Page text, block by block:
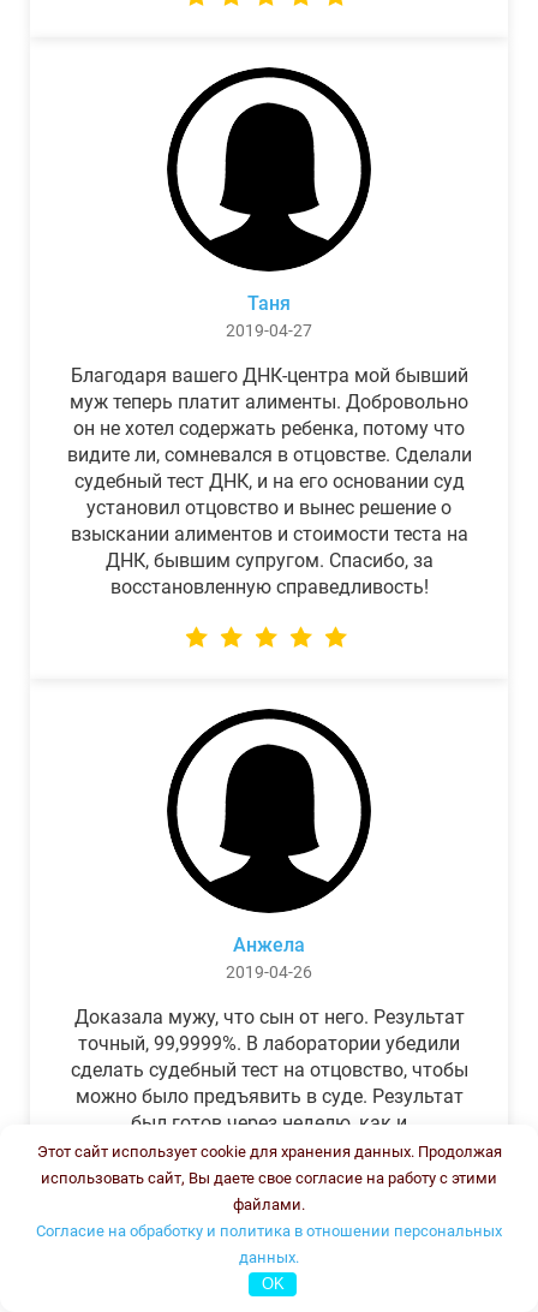
Таня
2019-04-27
Благодаря вашего ДНК-центра мой бывший
муж теперь платит алименты. Добровольно
он не хотел содержать ребенка, потому что
видите ли, сомневался в отцовстве. Сделали
судебный тест ДНК, и на его основании суд
установил отцовство и вынес решение о
взыскании алиментов и стоимости теста на
ДНК, бывшим супругом. Спасибо, за
восстановленную справедливость!
Анжела
2019-04-26
Доказала мужу, что сын от него. Результат
точный, 99,9999%. В лаборатории убедили
сделать судебный тест на отцовство, чтобы
можно было предъявить в суде. Результат
был готов через неделю, как и
обещали.Теперь муж бегает и извиняется.
Этот сайт использует cookie для хранения данных. Продолжая
использовать сайт, Вы даете свое согласие на работу с этими
файлами.
Согласие на обработку и политика в отношении персональных
данных.
OK